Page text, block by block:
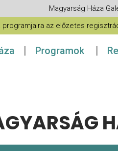
Magyarság Háza
programjaira az előzetes
Programok